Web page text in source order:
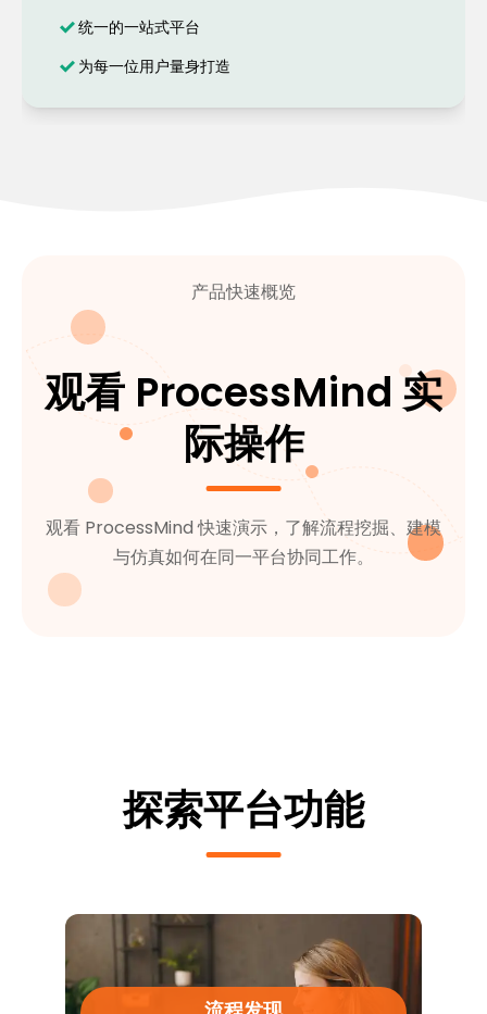
统一的一站式平台
为每一位用户量身打造
产品快速概览
观看 ProcessMind 实
际操作
观看 ProcessMind 快速演示，了解流程挖掘、建模
与仿真如何在同一平台协同工作。
探索平台功能